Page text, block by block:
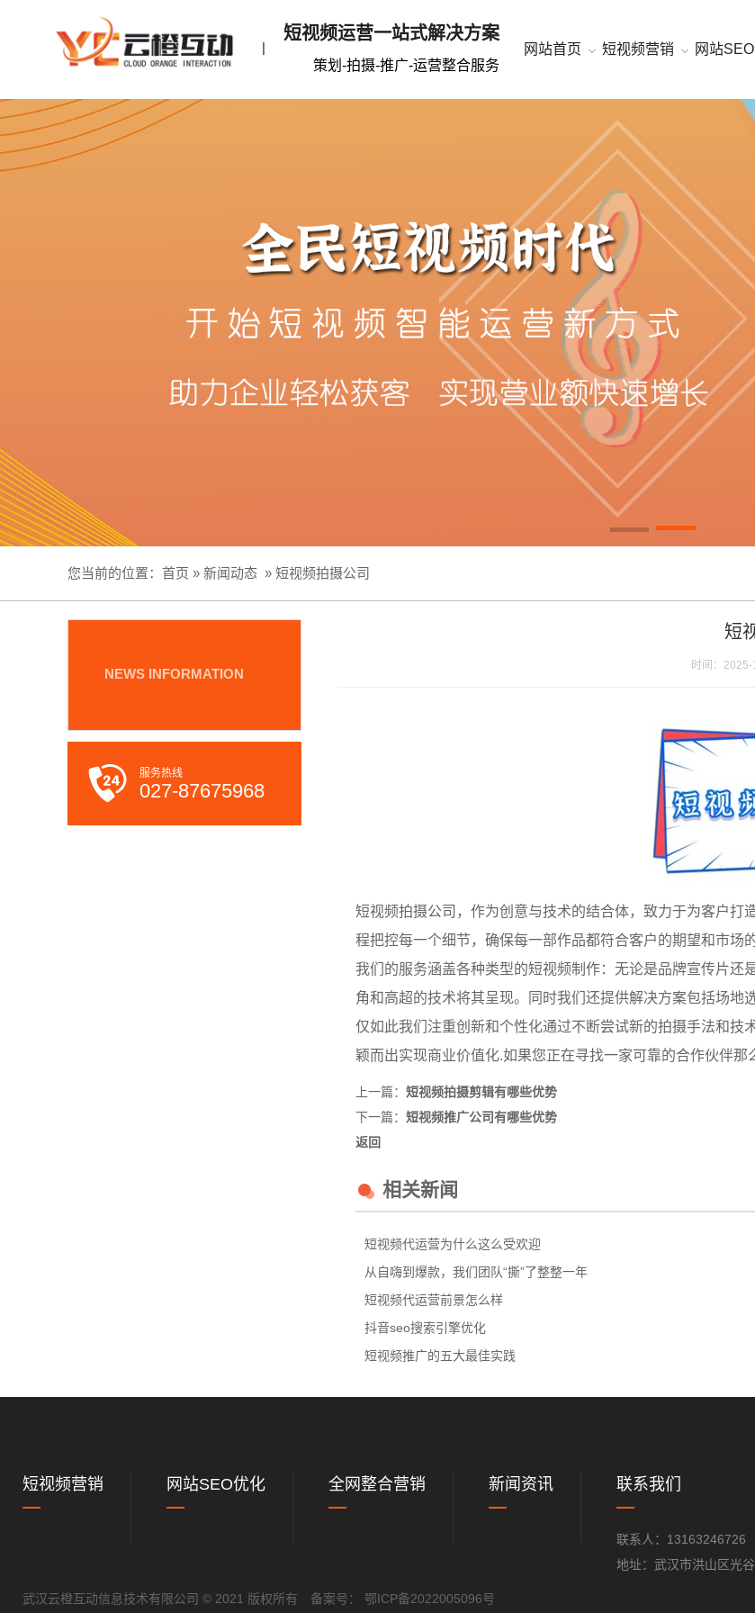
|
短视频运营一站式解决方案
策划-拍摄-推广-运营整合服务
网站首页 短视频营销 网站
您当前的位置： 首页 » 新闻动态 » 短视频拍摄公司
服务热线
027-87675968
短
时间：
短视频拍摄公司，作为创意与技术的结合体，致力于为客户
程把控每一个细节，确保每一部作品都符合客户的期望和市场的
我们的服务涵盖各种类型的短视频制作：无论是品牌宣传片
角和高超的技术将其呈现。同时我们还提供解决方案包括场
仅如此我们注重创新和个性化通过不断尝试新的拍摄手法和
颖而出实现商业价值化.如果您正在寻找一家可靠的合作伙伴那
上一篇： 短视频拍摄剪辑有哪些优势
下一篇： 短视频推广公司有哪些优势
返回
相关新闻
短视频代运营为什么这么受欢迎
从自嗨到爆款，我们团队“撕”了整整一年
短视频代运营前景怎么样
抖音seo搜索引擎优化
短视频推广的五大最佳实践
短视频营销 网站SEO优化 全网整合营销 新闻资讯 联系我们
联系人：13163246726
地址：武汉市洪山区光
武汉云橙互动信息技术有限公司 © 2021 版权所有 备案号： 鄂ICP备2022005096号